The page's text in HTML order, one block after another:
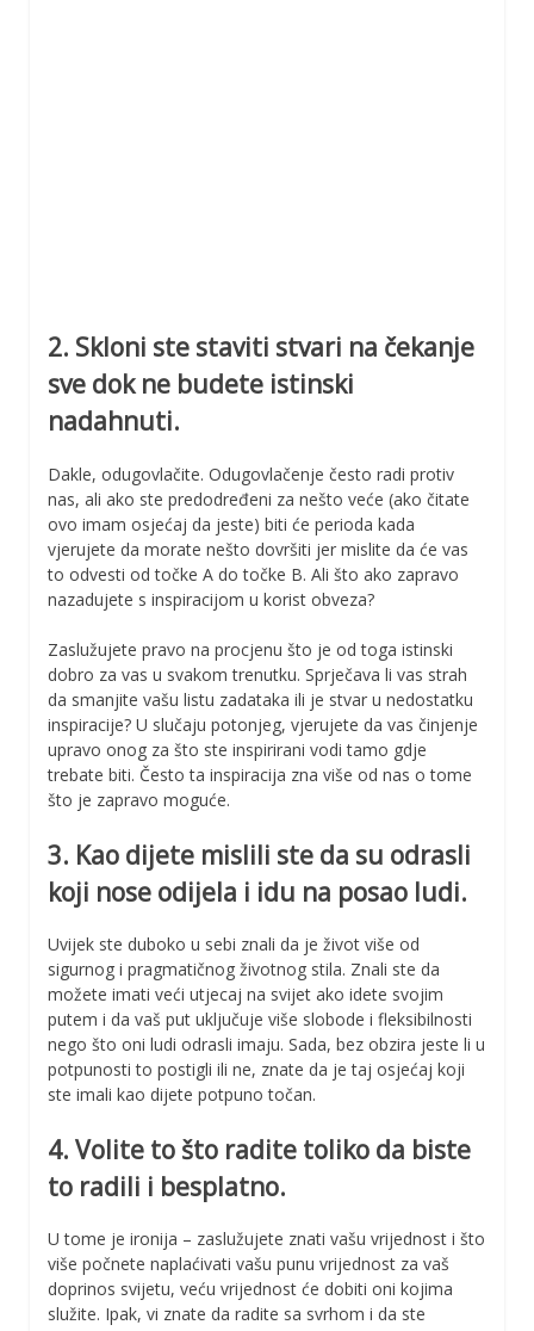
2. Skloni ste staviti stvari na čekanje
sve dok ne budete istinski
nadahnuti.
Dakle, odugovlačite. Odugovlačenje često radi protiv
nas, ali ako ste predodređeni za nešto veće (ako čitate
ovo imam osjećaj da jeste) biti će perioda kada
vjerujete da morate nešto dovršiti jer mislite da će vas
to odvesti od točke A do točke B. Ali što ako zapravo
nazadujete s inspiracijom u korist obveza?
Zaslužujete pravo na procjenu što je od toga istinski
dobro za vas u svakom trenutku. Sprječava li vas strah
da smanjite vašu listu zadataka ili je stvar u nedostatku
inspiracije? U slučaju potonjeg, vjerujete da vas činjenje
upravo onog za što ste inspirirani vodi tamo gdje
trebate biti. Često ta inspiracija zna više od nas o tome
što je zapravo moguće.
3. Kao dijete mislili ste da su odrasli
koji nose odijela i idu na posao ludi.
Uvijek ste duboko u sebi znali da je život više od
sigurnog i pragmatičnog životnog stila. Znali ste da
možete imati veći utjecaj na svijet ako idete svojim
putem i da vaš put uključuje više slobode i fleksibilnosti
nego što oni ludi odrasli imaju. Sada, bez obzira jeste li u
potpunosti to postigli ili ne, znate da je taj osjećaj koji
ste imali kao dijete potpuno točan.
4. Volite to što radite toliko da biste
to radili i besplatno.
U tome je ironija – zaslužujete znati vašu vrijednost i što
više počnete naplaćivati vašu punu vrijednost za vaš
doprinos svijetu, veću vrijednost će dobiti oni kojima
služite. Ipak, vi znate da radite sa svrhom i da ste